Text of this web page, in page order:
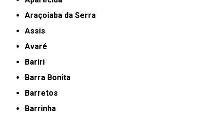
Araçoiaba da Serra
Assis
Avaré
Bariri
Barra Bonita
Barretos
Barrinha